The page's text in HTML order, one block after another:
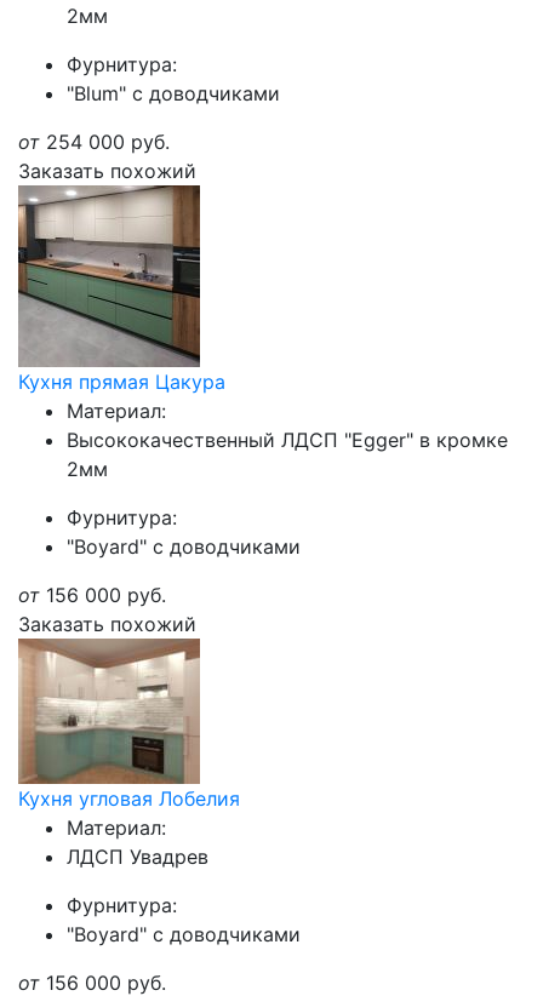
2мм
Фурнитура:
"Blum" с доводчиками
от 254 000 руб.
Заказать похожий
Кухня прямая Цакура
Материал:
Высококачественный ЛДСП "Egger" в кромке
2мм
Фурнитура:
"Boyard" с доводчиками
от 156 000 руб.
Заказать похожий
Кухня угловая Лобелия
Материал:
ЛДСП Увадрев
Фурнитура:
"Boyard" с доводчиками
от 156 000 руб.